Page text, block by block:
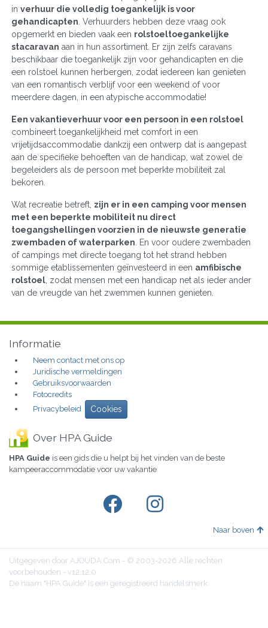
in verhuur die volledig toegankelijk is voor
gehandicapten . Verhuurders hebben deze vraag ook
opgemerkt en bieden vaak een rolstoeltoegankelijke
stacaravan aan in hun assortiment. Er zijn zelfs caravans
beschikbaar die toegankelijk zijn voor gehandicapten en die
een rolstoel kunnen herbergen, zodat iedereen kan genieten
van een romantisch verblijf voor een weekend of voor
meerdere dagen, in een atypische accommodatie!
Een vakantieverhuur voor een persoon in een rolstoel
combineert toegankelijkheid met comfort in een
vrijetijdsaccommodatie dankzij een ontwerp dat is aangepast
aan de specifieke behoeften van de handicap, wat zowel de
begeleiders als de persoon met beperkte mobiliteit zal
bekoren.
Wat recreatie betreft, zijn er in een camping voor mensen
met een beperkte mobiliteit nu direct
toegangshellingen voorzien in de nieuwste generatie
zwembaden of waterparken . En voor oudere zwembaden
of campings met directe toegang tot het strand hebben
sommige etablissementen geïnvesteerd in een amfibische
rolstoel , zodat mensen met een handicap net als ieder ander
van de vreugde van het zwemmen kunnen genieten.
Informatie
Neem contact met ons op
Juridische vermeldingen
Gebruiksvoorwaarden
Fotocredits
Privacybeleid
Cookies
Over HPA Guide
HPA Guide is een gids die u helpt bij het vinden van de beste
kampeeraccommodatie voor uw vakantie
Naar boven
Uitgegeven door AJOUDA.Com - © 2003-2026 Alle rechten
voorbehouden - v12.12.0
De naam "HPA Guide" is een geregistreerd handelsmerk.